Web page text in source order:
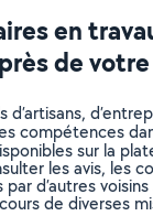
en
de
compétences
sur la
les avis, les
d’autres
de diverses